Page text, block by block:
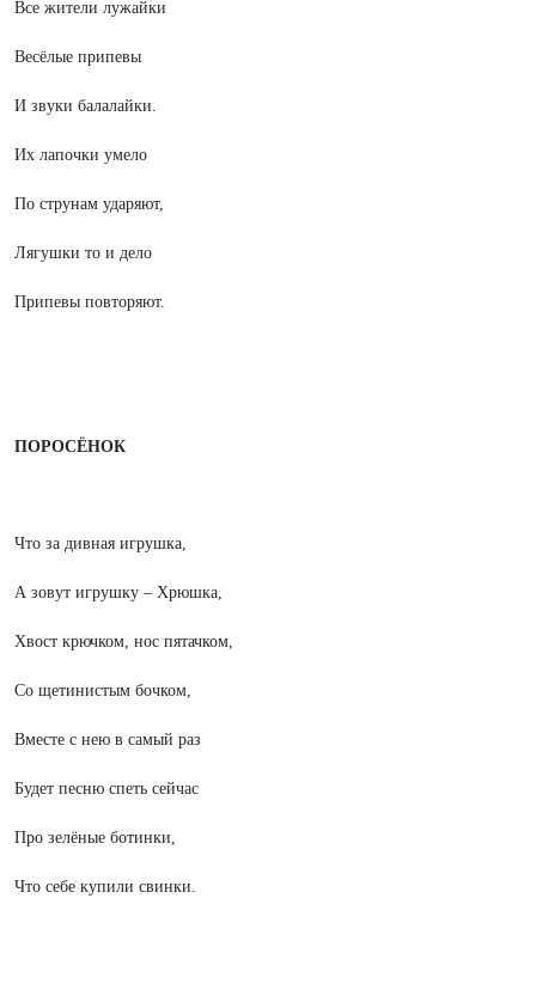
Все жители лужайки
Весёлые припевы
И звуки балалайки.
Их лапочки умело
По струнам ударяют,
Лягушки то и дело
Припевы повторяют.
ПОРОСЁНОК
Что за дивная игрушка,
А зовут игрушку – Хрюшка,
Хвост крючком, нос пятачком,
Со щетинистым бочком,
Вместе с нею в самый раз
Будет песню спеть сейчас
Про зелёные ботинки,
Что себе купили свинки.